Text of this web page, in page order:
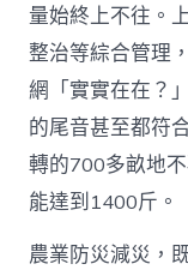
量始終上不往。
整治等綜合管理
網「實實在在？
的尾音甚至都符
轉的700多畝地
能達到1400斤。
農業防災減災，